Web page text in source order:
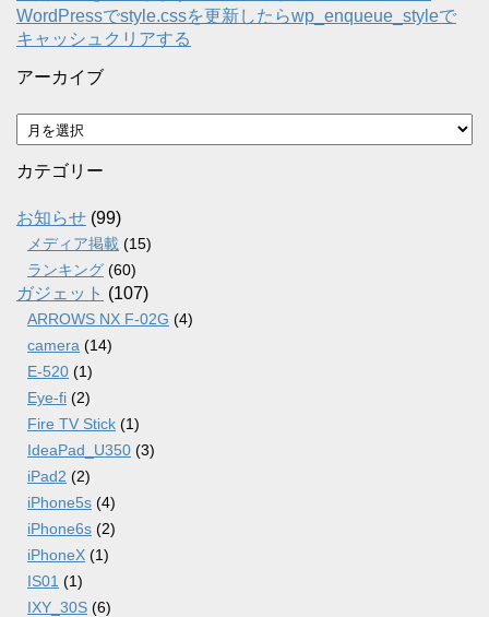
WordPressでstyle.cssを更新したらwp_enqueue_styleで
キャッシュクリアする
アーカイブ
ア
ー
カ
ブ
カテゴリー
お知らせ (99)
メディア掲載 (15)
ランキング (60)
ガジェット (107)
ARROWS NX F-02G (4)
camera (14)
E-520 (1)
Eye-fi (2)
Fire TV Stick (1)
IdeaPad_U350 (3)
iPad2 (2)
iPhone5s (4)
iPhone6s (2)
iPhoneX (1)
IS01 (1)
IXY_30S (6)